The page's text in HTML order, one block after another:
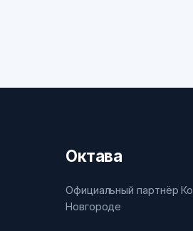
Октава
Официальный партнёр
Новгороде